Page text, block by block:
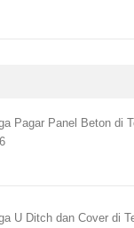
Pagar Panel Beton di
U Ditch dan Cover di